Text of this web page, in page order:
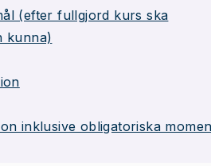
(efter fullgjord kurs ska
kunna)
inklusive obligatoriska